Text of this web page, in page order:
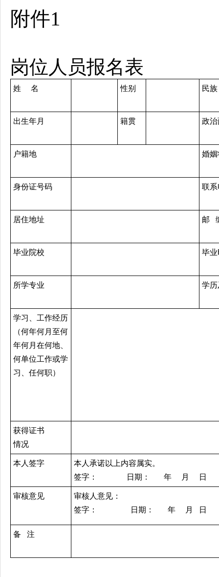
附件1
岗位人员报名表
姓 名 性别 民族
出生年月 籍贯 政
户籍地 婚
身份证号码 联
居住地址 邮
毕业院校 毕
所学专业 学
学习、工作经历
（何年何月至何
年何月在何地、
何单位工作或学
习、任何职）
获得证书
情况
本人签字
本人承诺以上内容属实。
签字： 日期： 年 月 日
审核意见
审核人意见：
签字： 日期： 年 月 日
备 注